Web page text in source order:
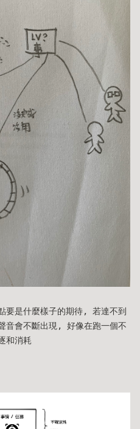
要是什麼樣子的期待, 若達不到
音會不斷出現, 好像在跑一個不
和消耗